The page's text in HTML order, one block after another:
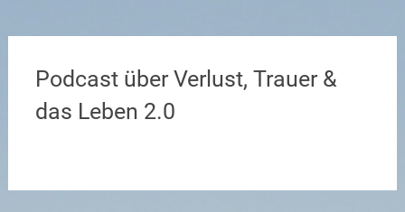
Podcast über Verlust, Trauer &
das Leben 2.0